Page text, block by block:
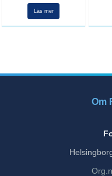
Läs mer
Om